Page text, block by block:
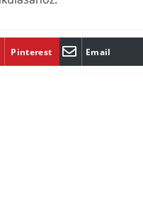
Pinterest Email